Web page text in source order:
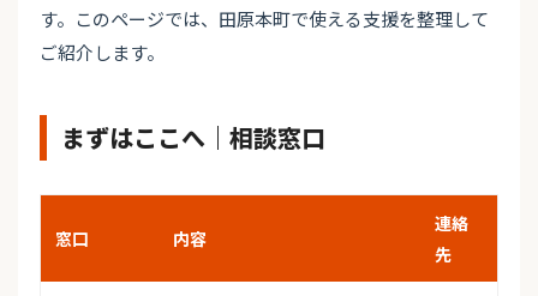
す。このページでは、田原本町で使える支援を整理して
ご紹介します。
まずはここへ｜相談窓口
窓口 内容
連絡
先